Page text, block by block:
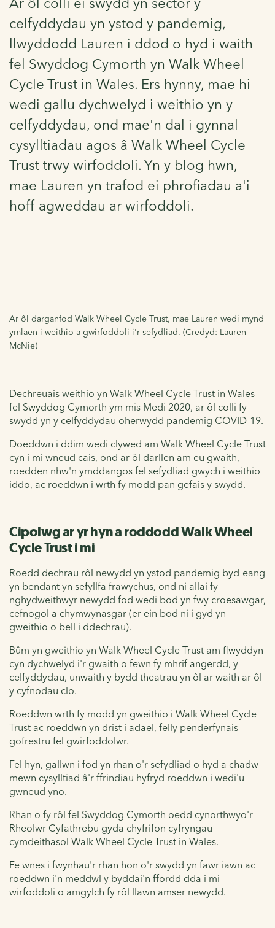
celfyddydau yn ystod y pandemig,
llwyddodd Lauren i ddod o hyd i waith
fel Swyddog Cymorth yn Walk Wheel
Cycle Trust in Wales. Ers hynny, mae hi
wedi gallu dychwelyd i weithio yn y
celfyddydau, ond mae'n dal i gynnal
cysylltiadau agos â Walk Wheel Cycle
Trust trwy wirfoddoli. Yn y blog hwn,
mae Lauren yn trafod ei phrofiadau a'i
hoff agweddau ar wirfoddoli.
Ar ôl darganfod Walk Wheel Cycle Trust, mae Lauren wedi mynd
ymlaen i weithio a gwirfoddoli i'r sefydliad. (Credyd: Lauren
McNie)
Dechreuais weithio yn Walk Wheel Cycle Trust in Wales
fel Swyddog Cymorth ym mis Medi 2020, ar ôl colli fy
swydd yn y celfyddydau oherwydd pandemig COVID-19.
Doeddwn i ddim wedi clywed am Walk Wheel Cycle Trust
cyn i mi wneud cais, ond ar ôl darllen am eu gwaith,
roedden nhw'n ymddangos fel sefydliad gwych i weithio
iddo, ac roeddwn i wrth fy modd pan gefais y swydd.
Cipolwg ar yr hyn a roddodd Walk Wheel
Cycle Trust i mi
Roedd dechrau rôl newydd yn ystod pandemig byd-eang
yn bendant yn sefyllfa frawychus, ond ni allai fy
nghydweithwyr newydd fod wedi bod yn fwy croesawgar,
cefnogol a chymwynasgar (er ein bod ni i gyd yn
gweithio o bell i ddechrau).
Bûm yn gweithio yn Walk Wheel Cycle Trust am flwyddyn
cyn dychwelyd i'r gwaith o fewn fy mhrif angerdd, y
celfyddydau, unwaith y bydd theatrau yn ôl ar waith ar ôl
y cyfnodau clo.
Roeddwn wrth fy modd yn gweithio i Walk Wheel Cycle
Trust ac roeddwn yn drist i adael, felly penderfynais
gofrestru fel gwirfoddolwr.
Fel hyn, gallwn i fod yn rhan o'r sefydliad o hyd a chadw
mewn cysylltiad â'r ffrindiau hyfryd roeddwn i wedi'u
gwneud yno.
Rhan o fy rôl fel Swyddog Cymorth oedd cynorthwyo'r
Rheolwr Cyfathrebu gyda chyfrifon cyfryngau
cymdeithasol Walk Wheel Cycle Trust in Wales.
Fe wnes i fwynhau'r rhan hon o'r swydd yn fawr iawn ac
roeddwn i'n meddwl y byddai'n ffordd dda i mi
wirfoddoli o amgylch fy rôl llawn amser newydd.